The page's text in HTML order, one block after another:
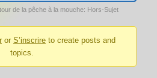
de la pêche à la mouche: Hors-Sujet
or S’inscrireto create posts and
topics.